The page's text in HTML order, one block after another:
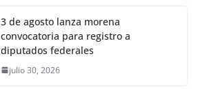
3 de agosto lanza morena
convocatoria para registro a
diputados federales
julio 30, 2026